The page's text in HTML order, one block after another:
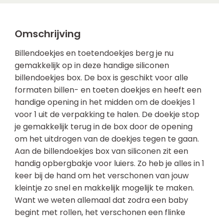
Omschrijving
Billendoekjes en toetendoekjes berg je nu
gemakkelijk op in deze handige siliconen
billendoekjes box. De box is geschikt voor alle
formaten billen- en toeten doekjes en heeft een
handige opening in het midden om de doekjes 1
voor 1 uit de verpakking te halen. De doekje stop
je gemakkelijk terug in de box door de opening
om het uitdrogen van de doekjes tegen te gaan.
Aan de billendoekjes box van siliconen zit een
handig opbergbakje voor luiers. Zo heb je alles in 1
keer bij de hand om het verschonen van jouw
kleintje zo snel en makkelijk mogelijk te maken.
Want we weten allemaal dat zodra een baby
begint met rollen, het verschonen een flinke